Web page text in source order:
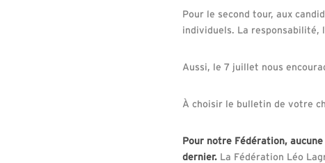
Pour le second tour, aux
individuels. La responsabilité,
Aussi, le 7 juillet nous
À choisir le bulletin de votre
Pour notre Fédération,
dernier. La Fédération Léo